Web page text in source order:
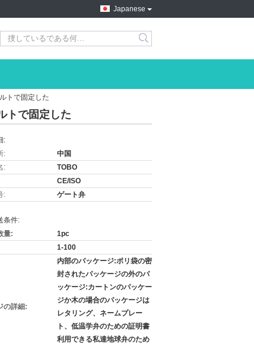
Japanese
トで固定した
トで固定した
:
:
中国
:
TOBO
CE/ISO
:
ゲート弁
条件:
量:
1pc
1-100
の詳細:
内部のパッケージ:ポリ袋の密
封されたパッケージの外のパ
ッケージ:カートンのパッケー
ジか木の場合のパッケージは
レタリング、ネームプレー
ト、低温学弁のための証明書
利用できる私達地球弁のため